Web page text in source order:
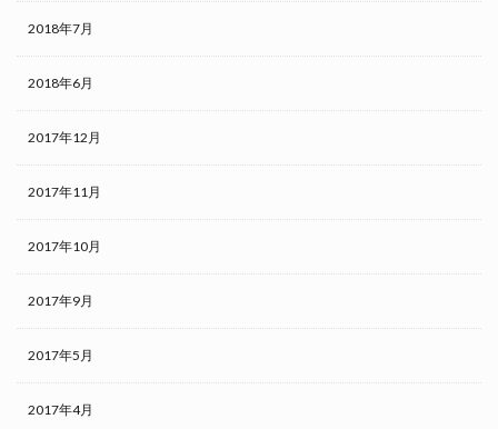
2018年7月
2018年6月
2017年12月
2017年11月
2017年10月
2017年9月
2017年5月
2017年4月